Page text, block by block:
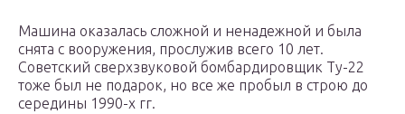
Машина оказалась сложной и ненадежной и была
снята с вооружения, прослужив всего 10 лет.
Советский сверхзвуковой бомбардировщик Ту-22
тоже был не подарок, но все же пробыл в строю до
середины 1990-х гг.